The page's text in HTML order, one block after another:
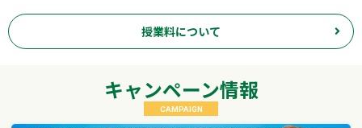
授業料について
キャンペーン情報
CAMPAIGN